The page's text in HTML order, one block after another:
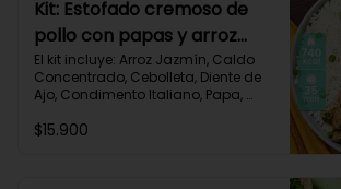
Kit: Estofado cremoso de
pollo con papas y arroz
jazmín-127
El kit incluye: Arroz Jazmín, Caldo
Concentrado, Cebolleta, Diente de
Ajo, Condimento Italiano, Papa,
160g/p), Queso Crema, Receta
$15.900